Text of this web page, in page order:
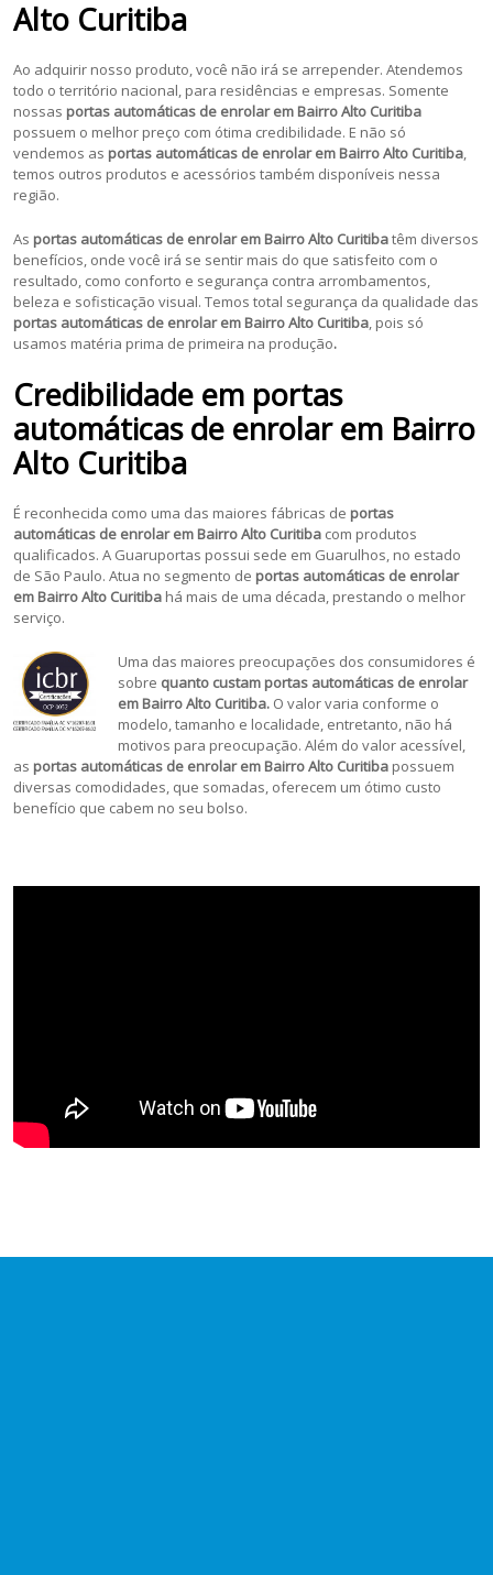
Alto Curitiba
Ao adquirir nosso produto, você não irá se arrepender. Atendemos
todo o território nacional, para residências e empresas. Somente
nossas portas automáticas de enrolar em Bairro Alto Curitiba
possuem o melhor preço com ótima credibilidade. E não só
vendemos as portas automáticas de enrolar em Bairro Alto Curitiba,
temos outros produtos e acessórios também disponíveis nessa
região.
As portas automáticas de enrolar em Bairro Alto Curitibatêm diversos
benefícios, onde você irá se sentir mais do que satisfeito com o
resultado, como conforto e segurança contra arrombamentos,
beleza e sofisticação visual. Temos total segurança da qualidade das
portas automáticas de enrolar em Bairro Alto Curitiba, pois só
usamos matéria prima de primeira na produção.
Credibilidade em portas
automáticas de enrolar em Bairro
Alto Curitiba
É reconhecida como uma das maiores fábricas de portas
automáticas de enrolar em Bairro Alto Curitiba com produtos
qualificados. A Guaruportas possui sede em Guarulhos, no estado
de São Paulo. Atua no segmento de portas automáticas de enrolar
em Bairro Alto Curitiba há mais de uma década, prestando o melhor
serviço.
Uma das maiores preocupações dos consumidores é
sobre quanto custam portas automáticas de enrolar
em Bairro Alto Curitiba. O valor varia conforme o
modelo, tamanho e localidade, entretanto, não há
motivos para preocupação. Além do valor acessível,
as portas automáticas de enrolar em Bairro Alto Curitiba possuem
diversas comodidades, que somadas, oferecem um ótimo custo
benefício que cabem no seu bolso.